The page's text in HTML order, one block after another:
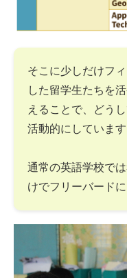
そこに少しだけフ
した留学生たちを
えることで、どう
活動的にしています
通常の英語学校で
けでフリーバード